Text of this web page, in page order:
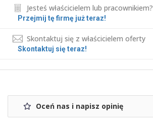
Jesteś właścicielem lub pracownikiem?
Przejmij tę firmę już teraz!
Skontaktuj się z właścicielem oferty
Skontaktuj się teraz!
Oceń nas i napisz opinię